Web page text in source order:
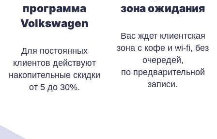
программа
Volkswagen
Для постоянных
клиентов действуют
накопительные скидки
от 5 до 30%.
зона ожидания
Вас ждет клиентская
зона с кофе и wi-fi, без
очередей,
по предварительной
записи.